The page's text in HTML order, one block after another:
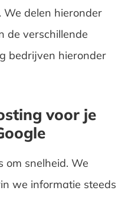
We delen hieronder
de verschillende
bedrijven hieronder
voor je
om snelheid. We
we informatie steeds